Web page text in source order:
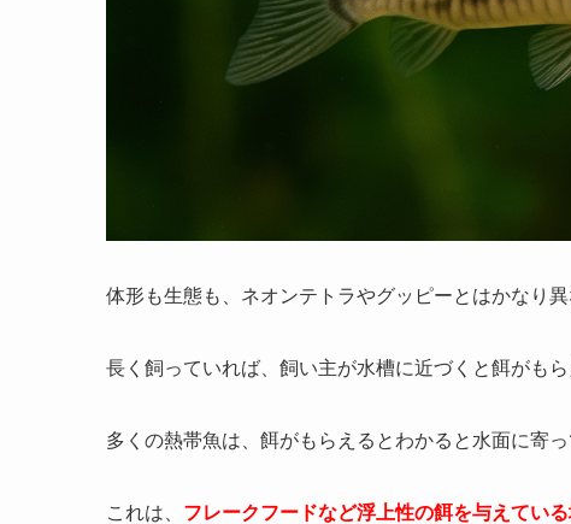
体形も生態も、ネオンテトラやグッピーとはかなり
長く飼っていれば、 飼い主が水槽に近づくと餌がも
多くの熱帯魚は、餌がもらえるとわかると水面に寄っ
これは、 フレークフードなど浮上性の餌を与えてい